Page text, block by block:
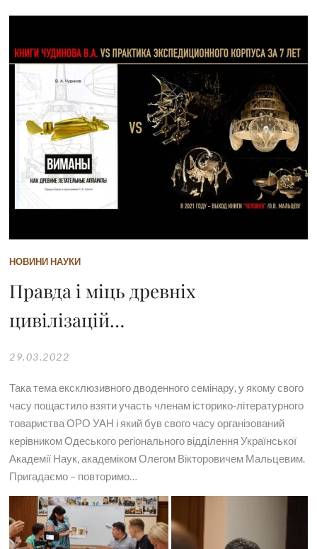
НОВИНИ НАУКИ
Правда і міць древніх
цивілізацій…
29.03.2022
Така тема ексклюзивного дводенного семінару, у якому свого
часу пощастило взяти участь членам історико-літературного
товариства ОРО УАН і який був свого часу організований
керівником Одеського регіонального відділення Української
Академії Наук, академіком Олегом Вікторовичем Мальцевим.
Пригадаємо – повторимо…